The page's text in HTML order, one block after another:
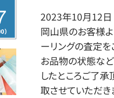
2023年10月12日
岡山県のお客様
ーリングの査定を
お品物の状態など
したところご了
取させていただき